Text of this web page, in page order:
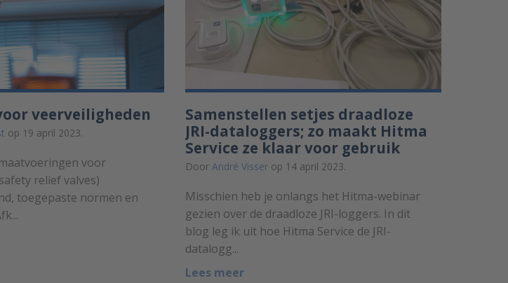
veerveiligheden
op 19 april 2023.
voor
relief valves)
toegepaste normen en
Samenstellen setjes draadloze
JRI-dataloggers; zo maakt Hitma
Service ze klaar voor gebruik
Door André Visser op 14 april 2023.
Misschien heb je onlangs het Hitma-webinar
gezien over de draadloze JRI-loggers. In dit
blog leg ik uit hoe Hitma Service de JRI-
datalogg...
Lees meer